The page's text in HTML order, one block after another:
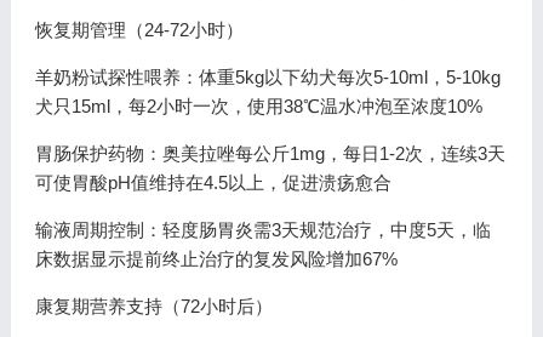
恢复期管理（24-72小时）
羊奶粉试探性喂养：体重5kg以下幼犬每次5-10ml，5-10kg
犬只15ml，每2小时一次，使用38℃温水冲泡至浓度10%
胃肠保护药物：奥美拉唑每公斤1mg，每日1-2次，连续3天
可使胃酸pH值维持在4.5以上，促进溃疡愈合
输液周期控制：轻度肠胃炎需3天规范治疗，中度5天，临
床数据显示提前终止治疗的复发风险增加67%
康复期营养支持（72小时后）